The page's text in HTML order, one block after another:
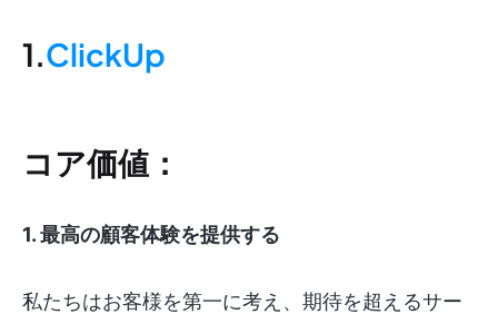
1.ClickUp
コア価値：
1. 最高の顧客体験を提供する
私たちはお客様を第一に考え、期待を超えるサー